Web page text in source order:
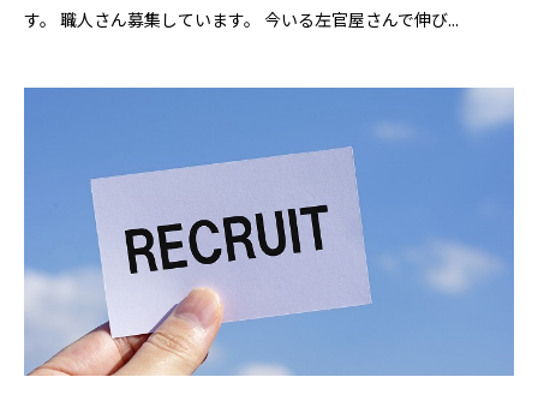
す。 職人さん募集しています。 今いる左官屋さんで伸び...